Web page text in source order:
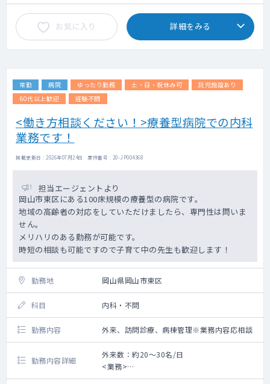
談により決定）
■訪問診療：ご希望いただける場合はご相談
の上お願いしたい意向です。
体制：看護師との2名体制（運転は看護師にお
任せいただくこともできます）
距離に集結しております。
ます！
■当直 ：1名体制 手当4万円/回
お気に入り 詳細をみる
常勤 病院 ゆったり勤務 土・日・祝休み可
託児施設あり
60代以上歓迎
経験不問
<働き方相談ください！>療養型病院での内科
業務です！
掲載更新日 : 2026年07月24日 案件番号 : 20-JP004368
担当エージェントより
岡山市東区にある100床規模の療養型の病院です。
地域の高齢者の対応をしていただけましたら、専門性は問いま
せん。
メリハリのある勤務が可能です。
時短の相談も可能ですので子育て中の先生も歓迎します！
勤務地 岡山県岡山市東区
科目 内科・不問
勤務内容 外来、訪問診療、病棟管理※業務内容応相談
勤務内容詳細
外来数：約20～30名/日
<業務>
■外来 ：担当コマ数 2コマ程度/週、外